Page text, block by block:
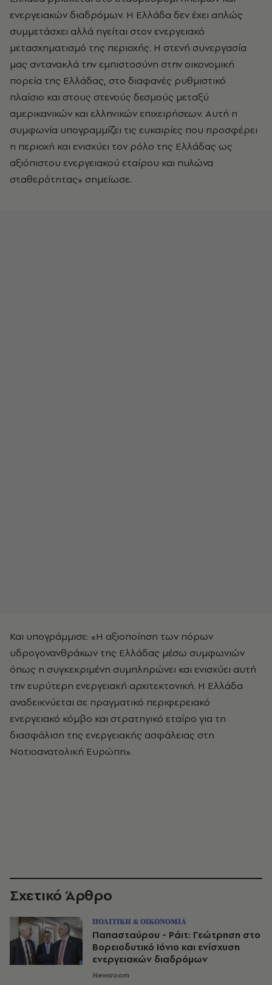
ενεργειακών διαδρόμων. Η Ελλάδα δεν έχει απλώς
συμμετάσχει αλλά ηγείται στον ενεργειακό
μετασχηματισμό της περιοχής. Η στενή συνεργασία
μας αντανακλά την εμπιστοσύνη στην οικονομική
πορεία της Ελλάδας, στο διαφανές ρυθμιστικό
πλαίσιο και στους στενούς δεσμούς μεταξύ
αμερικανικών και ελληνικών επιχειρήσεων. Αυτή η
συμφωνία υπογραμμίζει τις ευκαιρίες που προσφέρει
η περιοχή και ενισχύει τον ρόλο της Ελλάδας ως
αξιόπιστου ενεργειακού εταίρου και πυλώνα
σταθερότητας» σημείωσε.
Και υπογράμμισε: «Η αξιοποίηση των πόρων
υδρογονανθράκων της Ελλάδας μέσω συμφωνιών
όπως η συγκεκριμένη συμπληρώνει και ενισχύει αυτή
την ευρύτερη ενεργειακή αρχιτεκτονική. Η Ελλάδα
αναδεικνύεται σε πραγματικό περιφερειακό
ενεργειακό κόμβο και στρατηγικό εταίρο για τη
διασφάλιση της ενεργειακής ασφάλειας στη
Νοτιοανατολική Ευρώπη».
Σχετικό Άρθρο
ΠΟΛΙΤΙΚΗ & ΟΙΚΟΝΟΜΙΑ
Παπασταύρου - Ράιτ: Γεώτρηση στο
Βορειοδυτικό Ιόνιο και ενίσχυση
ενεργειακών διαδρόμων
Newsroom